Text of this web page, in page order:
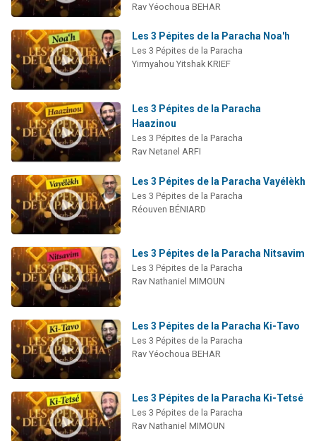
Rav Yéochoua BEHAR
Les 3 Pépites de la Paracha Noa'h
Les 3 Pépites de la Paracha
Yirmyahou Yitshak KRIEF
Les 3 Pépites de la Paracha
Haazinou
Les 3 Pépites de la Paracha
Rav Netanel ARFI
Les 3 Pépites de la Paracha Vayélèkh
Les 3 Pépites de la Paracha
Réouven BÉNIARD
Les 3 Pépites de la Paracha Nitsavim
Les 3 Pépites de la Paracha
Rav Nathaniel MIMOUN
Les 3 Pépites de la Paracha Ki-Tavo
Les 3 Pépites de la Paracha
Rav Yéochoua BEHAR
Les 3 Pépites de la Paracha Ki-Tetsé
Les 3 Pépites de la Paracha
Rav Nathaniel MIMOUN